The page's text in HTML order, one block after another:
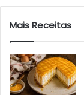
Mais Receitas